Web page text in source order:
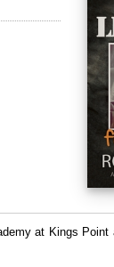
at Kings